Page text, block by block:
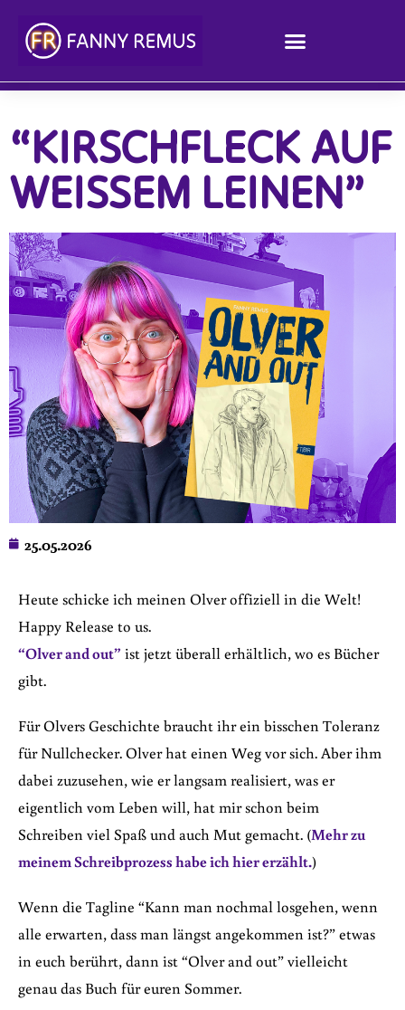
springen
“KIRSCHFLECK AUF
WEISSEM LEINEN”
25.05.2026
Heute schicke ich meinen Olver offiziell in die Welt!
Happy Release to us.
“Olver and out” ist jetzt überall erhältlich, wo es Bücher
gibt.
Für Olvers Geschichte braucht ihr ein bisschen Toleranz
für Nullchecker. Olver hat einen Weg vor sich. Aber ihm
dabei zuzusehen, wie er langsam realisiert, was er
eigentlich vom Leben will, hat mir schon beim
Schreiben viel Spaß und auch Mut gemacht. (Mehr zu
meinem Schreibprozess habe ich hier erzählt.)
Wenn die Tagline “Kann man nochmal losgehen, wenn
alle erwarten, dass man längst angekommen ist?” etwas
in euch berührt, dann ist “Olver and out” vielleicht
genau das Buch für euren Sommer.